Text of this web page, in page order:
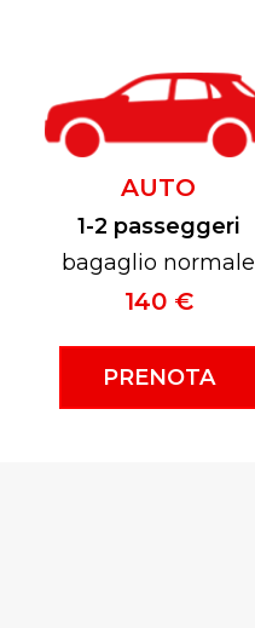
AUTO
1-2 passeggeri
bagaglio normale
140 €
PRENOTA